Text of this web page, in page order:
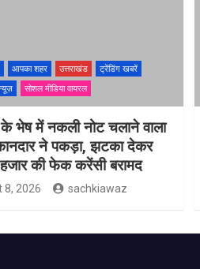
आपका शहर उत्तराखंड
ट्रेंडिंग खबरें
सोशल मीडिया वायरल
के भेष में नकली नोट चलाने वाला
ने पकड़ा, झटका देकर
की फेक करेंसी बरामद
8, 2026 sachkiawaz